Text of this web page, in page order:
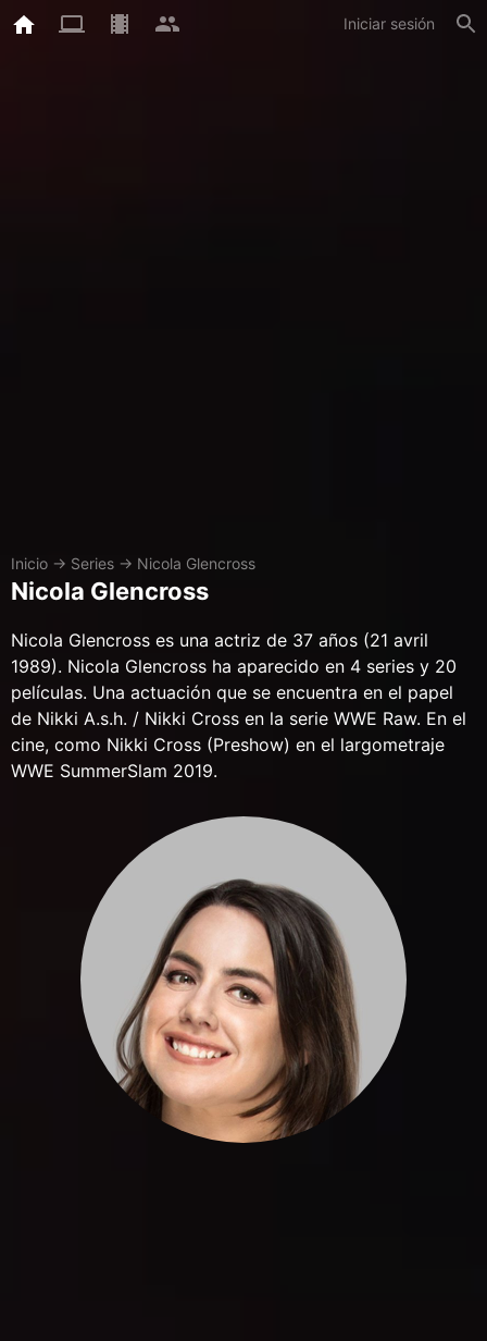
Iniciar sesión
Inicio → Series → Nicola Glencross
Nicola Glencross
Nicola Glencross es una actriz de 37 años (21 avril
1989). Nicola Glencross ha aparecido en 4 series y 20
películas. Una actuación que se encuentra en el papel
de Nikki A.s.h. / Nikki Cross en la serie WWE Raw. En el
cine, como Nikki Cross (Preshow) en el largometraje
WWE SummerSlam 2019.